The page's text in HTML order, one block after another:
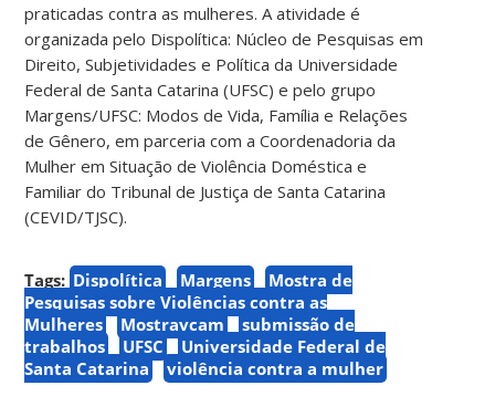
praticadas contra as mulheres. A atividade é
organizada pelo Dispolítica: Núcleo de Pesquisas em
Direito, Subjetividades e Política da Universidade
Federal de Santa Catarina (UFSC) e pelo grupo
Margens/UFSC: Modos de Vida, Família e Relações
de Gênero, em parceria com aCoordenadoria da
Mulher em Situação de Violência Doméstica e
Familiar do Tribunal de Justiça de Santa Catarina
(CEVID/TJSC).
Tags: Dispolítica Margens
Mostra de
Pesquisas sobre Violências contra as
Mulheres
Mostravcam
submissão de
trabalhos
UFSC
Universidade Federal de
Santa Catarina
violência contra a mulher